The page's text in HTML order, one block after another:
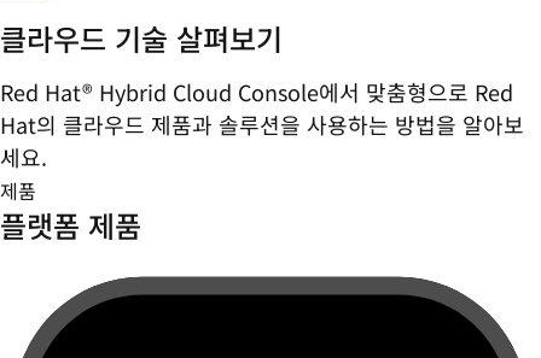
클라우드 기술 살펴보기
Red Hat® Hybrid Cloud Console에서 맞춤형으로 Red
Hat의 클라우드 제품과 솔루션을 사용하는 방법을 알아보
세요.
제품
플랫폼 제품